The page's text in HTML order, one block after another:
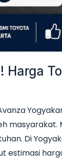
Harga
masyarakat.
Di
estimasi